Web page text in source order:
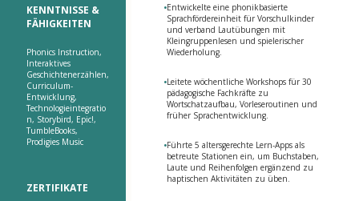
KENNTNISSE &
FÄHIGKEITEN
Phonics Instruction,
Interaktives
Geschichtenerzählen,
Curriculum-
Entwicklung,
Technologieintegratio
n, Storybird, Epic!,
TumbleBooks,
Prodigies Music
ZERTIFIKATE
•Entwickelte eine phonikbasierte
Sprachfördereinheit für Vorschulkinder
und verband Lautübungen mit
Kleingruppenlesen und spielerischer
Wiederholung.
•Leitete wöchentliche Workshops für 30
pädagogische Fachkräfte zu
Wortschatzaufbau, Vorleseroutinen und
früher Sprachentwicklung.
•Führte 5 altersgerechte Lern-Apps als
betreute Stationen ein, um Buchstaben,
Laute und Reihenfolgen ergänzend zu
haptischen Aktivitäten zu üben.